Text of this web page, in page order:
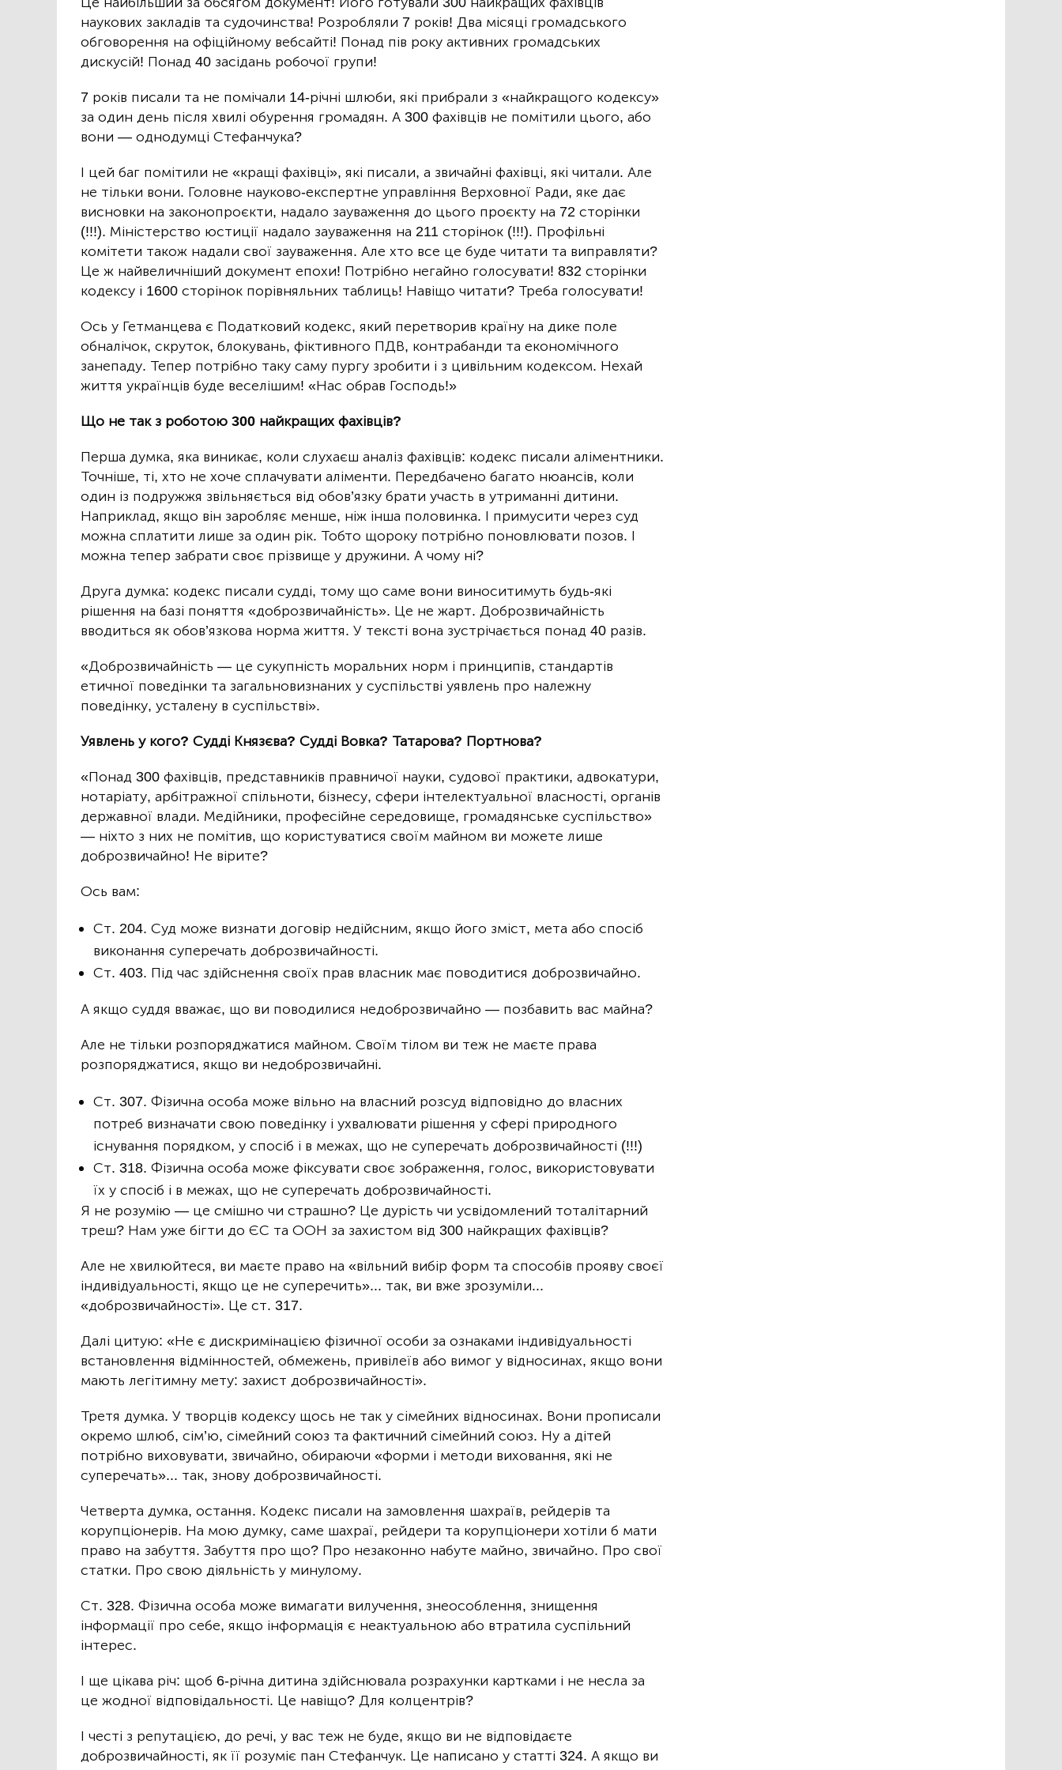
наукових закладів та судочинства! Розробляли 7 років! Два місяці громадського
обговорення на офіційному вебсайті! Понад пів року активних громадських
дискусій! Понад 40 засідань робочої групи!
7 років писали та не помічали 14-річні шлюби, які прибрали з «найкращого кодексу»
за один день після хвилі обурення громадян. А 300 фахівців не помітили цього, або
вони — однодумці Стефанчука?
І цей баг помітили не «кращі фахівці», які писали, а звичайні фахівці, які читали. Але
не тільки вони. Головне науково-експертне управління Верховної Ради, яке дає
висновки на законопроєкти, надало зауваження до цього проєкту на 72 сторінки
(!!!). Міністерство юстиції надало зауваження на 211 сторінок (!!!). Профільні
комітети також надали свої зауваження. Але хто все це буде читати та виправляти?
Це ж найвеличніший документ епохи! Потрібно негайно голосувати! 832 сторінки
кодексу і 1600 сторінок порівняльних таблиць! Навіщо читати? Треба голосувати!
Ось у Гетманцева є Податковий кодекс, який перетворив країну на дике поле
обналічок, скруток, блокувань, фіктивного ПДВ, контрабанди та економічного
занепаду. Тепер потрібно таку саму пургу зробити і з цивільним кодексом. Нехай
життя українців буде веселішим! «Нас обрав Господь!»
Що не так з роботою 300 найкращих фахівців?
Перша думка, яка виникає, коли слухаєш аналіз фахівців: кодекс писали аліментники.
Точніше, ті, хто не хоче сплачувати аліменти. Передбачено багато нюансів, коли
один із подружжя звільняється від обов’язку брати участь в утриманні дитини.
Наприклад, якщо він заробляє менше, ніж інша половинка. І примусити через суд
можна сплатити лише за один рік. Тобто щороку потрібно поновлювати позов. І
можна тепер забрати своє прізвище у дружини. А чому ні?
Друга думка: кодекс писали судді, тому що саме вони виноситимуть будь-які
рішення на базі поняття «доброзвичайність». Це не жарт. Доброзвичайність
вводиться як обов’язкова норма життя. У тексті вона зустрічається понад 40 разів.
«Доброзвичайність — це сукупність моральних норм і принципів, стандартів
етичної поведінки та загальновизнаних у суспільстві уявлень про належну
поведінку, усталену в суспільстві».
Уявлень у кого? Судді Князєва? Судді Вовка? Татарова? Портнова?
«Понад 300 фахівців, представників правничої науки, судової практики, адвокатури,
нотаріату, арбітражної спільноти, бізнесу, сфери інтелектуальної власності, органів
державної влади. Медійники, професійне середовище, громадянське суспільство»
— ніхто з них не помітив, що користуватися своїм майном ви можете лише
доброзвичайно! Не вірите?
Ось вам:
Ст. 204. Суд може визнати договір недійсним, якщо його зміст, мета або спосіб
виконання суперечать доброзвичайності.
Ст. 403. Під час здійснення своїх прав власник має поводитися доброзвичайно.
А якщо суддя вважає, що ви поводилися недоброзвичайно — позбавить вас майна?
Але не тільки розпоряджатися майном. Своїм тілом ви теж не маєте права
розпоряджатися, якщо ви недоброзвичайні.
Ст. 307. Фізична особа може вільно на власний розсуд відповідно до власних
потреб визначати свою поведінку і ухвалювати рішення у сфері природного
існування порядком, у спосіб і в межах, що не суперечать доброзвичайності (!!!)
Ст. 318. Фізична особа може фіксувати своє зображення, голос, використовувати
їх у спосіб і в межах, що не суперечать доброзвичайності.
Я не розумію — це смішно чи страшно? Це дурість чи усвідомлений тоталітарний
треш? Нам уже бігти до ЄС та ООН за захистом від 300 найкращих фахівців?
Але не хвилюйтеся, ви маєте право на «вільний вибір форм та способів прояву своєї
індивідуальності, якщо це не суперечить»... так, ви вже зрозуміли...
«доброзвичайності». Це ст. 317.
Далі цитую: «Не є дискримінацією фізичної особи за ознаками індивідуальності
встановлення відмінностей, обмежень, привілеїв або вимог у відносинах, якщо вони
мають легітимну мету: захист доброзвичайності».
Третя думка. У творців кодексу щось не так у сімейних відносинах. Вони прописали
окремо шлюб, сім’ю, сімейний союз та фактичний сімейний союз. Ну а дітей
потрібно виховувати, звичайно, обираючи «форми і методи виховання, які не
суперечать»... так, знову доброзвичайності.
Четверта думка, остання. Кодекс писали на замовлення шахраїв, рейдерів та
корупціонерів. На мою думку, саме шахраї, рейдери та корупціонери хотіли б мати
право на забуття. Забуття про що? Про незаконно набуте майно, звичайно. Про свої
статки. Про свою діяльність у минулому.
Ст. 328. Фізична особа може вимагати вилучення, знеособлення, знищення
інформації про себе, якщо інформація є неактуальною або втратила суспільний
інтерес.
І ще цікава річ: щоб 6-річна дитина здійснювала розрахунки картками і не несла за
це жодної відповідальності. Це навіщо? Для колцентрів?
І честі з репутацією, до речі, у вас теж не буде, якщо ви не відповідаєте
доброзвичайності, як її розуміє пан Стефанчук. Це написано у статті 324. А якщо ви